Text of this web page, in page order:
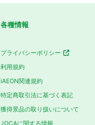
各種情報
プライバシーポリシー
利用規約
iAEON関連規約
特定商取引法に基づく表記
獲得景品の取り扱いについて
JOCAに関する情報